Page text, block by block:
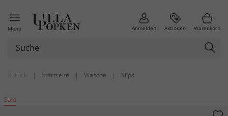
Menü Anmelden Aktionen Warenkorb
| Startseite | Wäsche | Slips
Sale